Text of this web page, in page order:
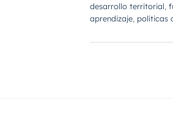
desarrollo territorial,
aprendizaje, políticas